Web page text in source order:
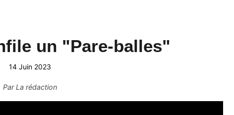
un "Pare-balles"
14 Juin 2023
ParLa rédaction